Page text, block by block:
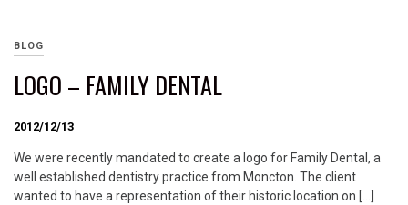
BLOG
LOGO – FAMILY DENTAL
2012/12/13
We were recently mandated to create a logo for Family Dental, a
well established dentistry practice from Moncton. The client
wanted to have a representation of their historic location on […]